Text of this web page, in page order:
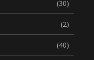
(30)
(2)
(40)